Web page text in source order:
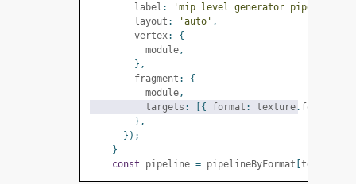
        label
: 'mip level generator pipeline'
        layout
: 'auto' ,
        vertex
:
{
          module
,
},
        fragment
:
{
          module
,
          targets
: [{ format : texture. format
},
});
}
const pipeline = pipelineByFormat texture